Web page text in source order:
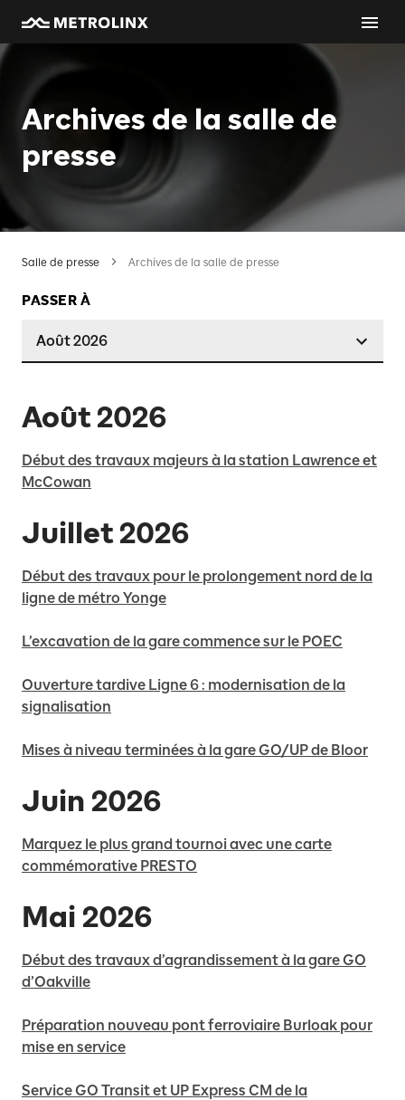
Archives de la salle de
presse
Salle de presse Archives de la salle de presse
PASSER À
Août 2026
Août 2026
Début des travaux majeurs à la station Lawrence et
McCowan
Juillet 2026
Début des travaux pour le prolongement nord de la
ligne de métro Yonge
L’excavation de la gare commence sur le POEC
Ouverture tardive Ligne 6 : modernisation de la
signalisation
Mises à niveau terminées à la gare GO/UP de Bloor
Juin 2026
Marquez le plus grand tournoi avec une carte
commémorative PRESTO
Mai 2026
Début des travaux d’agrandissement à la gare GO
d’Oakville
Préparation nouveau pont ferroviaire Burloak pour
mise en service
Service GO Transit et UP Express CM de la